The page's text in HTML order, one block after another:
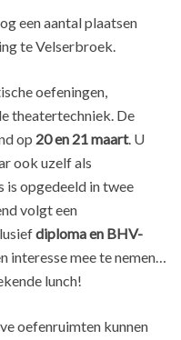
een aantal plaatsen
te Velserbroek.
oefeningen,
theatertechniek. De
op 20 en 21 maart. U
ook uzelf als
is opgedeeld in twee
volgt een
diploma en BHV-
interesse mee te nemen…
lunch!
oefenruimten kunnen